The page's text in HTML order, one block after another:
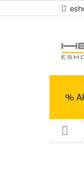
na
%